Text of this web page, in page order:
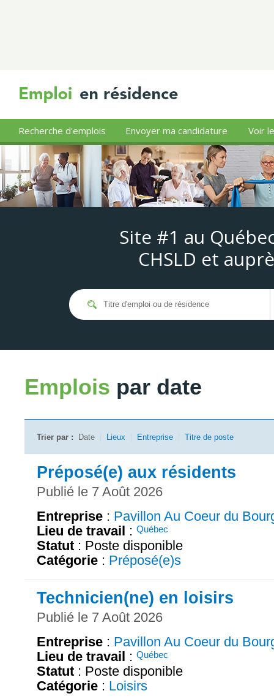
Recherche d'emplois Envoyer ma candidature Voir
Site #1 au
CHSLD et
Emplois par date
Trier par : Date Lieux Entreprise Titre de poste
Préposé(e) aux résidents
Publié le 7 Août 2026
Entreprise : Pavillon Au Coeur du
Lieu de travail : Québec
Statut : Poste disponible
Catégorie : Préposé(e)s
Technicien(ne) en loisirs
Publié le 7 Août 2026
Entreprise : Pavillon Au Coeur du
Lieu de travail : Québec
Statut : Poste disponible
Catégorie : Loisirs